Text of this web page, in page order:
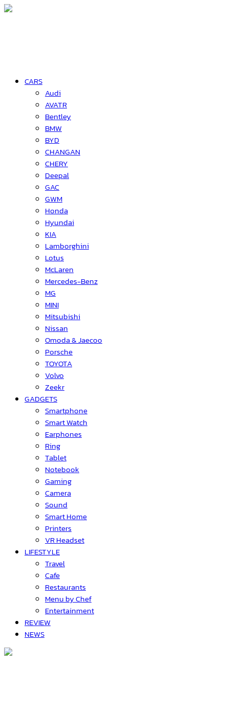
CARS
Audi
AVATR
Bentley
BMW
BYD
CHANGAN
CHERY
Deepal
GAC
GWM
Honda
Hyundai
KIA
Lamborghini
Lotus
McLaren
Mercedes-Benz
MG
MINI
Mitsubishi
Nissan
Omoda & Jaecoo
Porsche
TOYOTA
Volvo
Zeekr
GADGETS
Smartphone
Smart Watch
Earphones
Ring
Tablet
Notebook
Gaming
Camera
Sound
Smart Home
Printers
VR Headset
LIFESTYLE
Travel
Cafe
Restaurants
Menu by Chef
Entertainment
REVIEW
NEWS